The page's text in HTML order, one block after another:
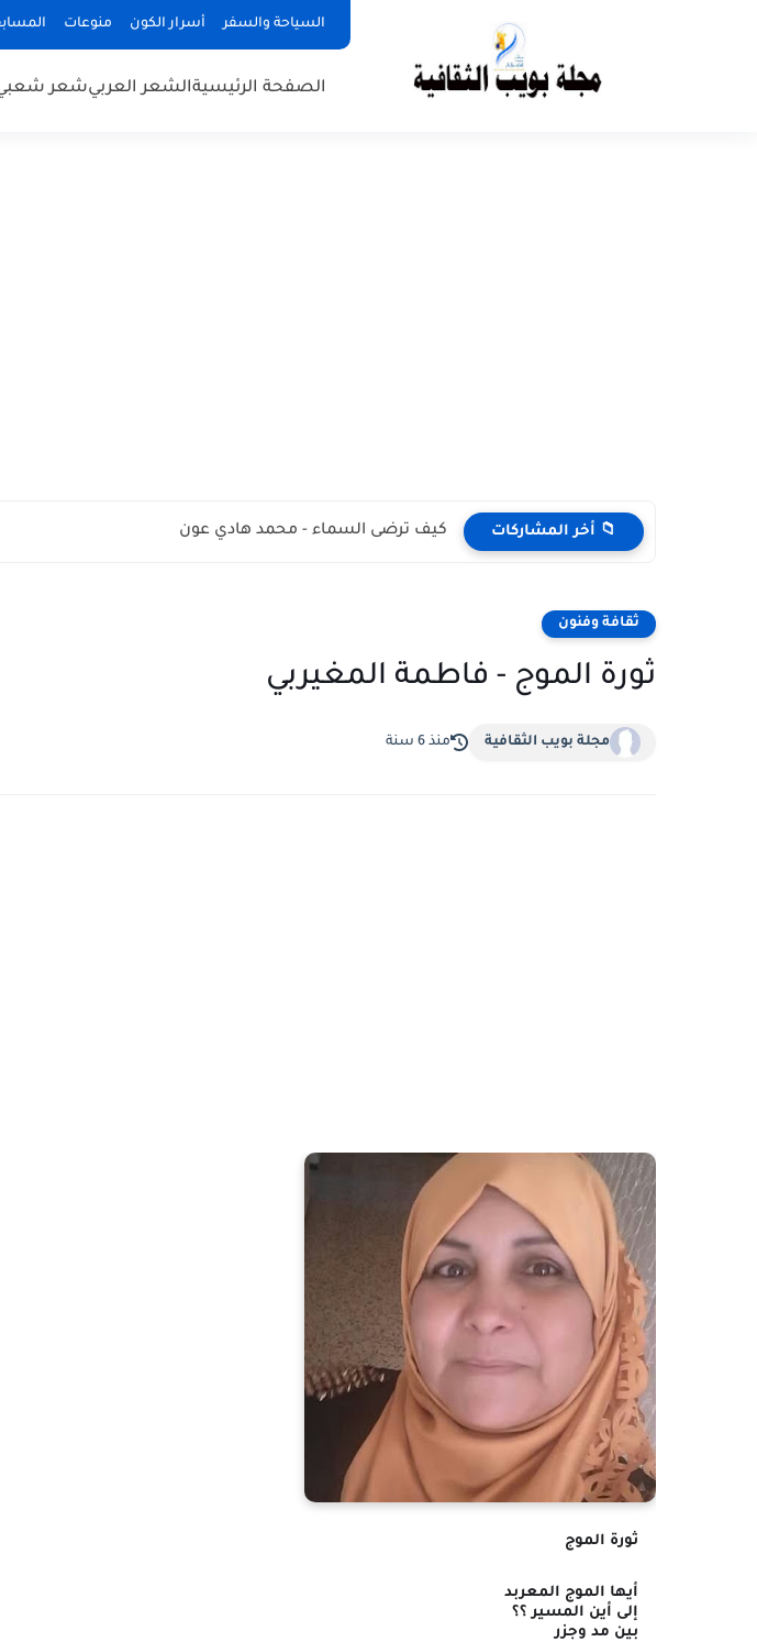
السياحة والسفر أسرار الكون منوعات
الصفحة الرئيسيةالشعر العربيشعر
📁 أخر المشاركات كيف ترضى السماء - محمد هادي عون
ثقافة وفنون
ثورة الموج - فاطمة المغيربي
مجلة بويب الثقافية منذ 6 سنة
ثورة الموج
أيها الموج المعربد
إلى أين المسير ؟؟
بين مد وجزر